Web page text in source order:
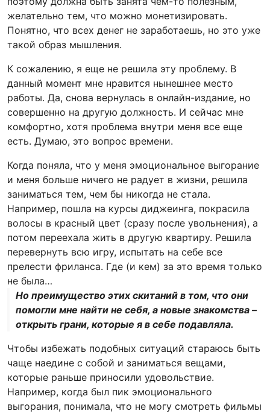
желательно тем, что можно монетизировать.
Понятно, что всех денег не заработаешь, но это уже
такой образ мышления.
К сожалению, я еще не решила эту проблему. В
данный момент мне нравится нынешнее место
работы. Да, снова вернулась в онлайн-издание, но
совершенно на другую должность. И сейчас мне
комфортно, хотя проблема внутри меня все еще
есть. Думаю, это вопрос времени.
Когда поняла, что у меня эмоциональное выгорание
и меня больше ничего не радует в жизни, решила
заниматься тем, чем бы никогда не стала.
Например, пошла на курсы диджеинга, покрасила
волосы в красный цвет (сразу после увольнения), а
потом переехала жить в другую квартиру. Решила
перевернуть всю игру, испытать на себе все
прелести фриланса. Где (и кем) за это время только
не была…
Но преимущество этих скитаний в том, что они
помогли мне найти не себя, а новые знакомства –
открыть грани, которые я в себе подавляла.
Чтобы избежать подобных ситуаций стараюсь быть
чаще наедине с собой и заниматься вещами,
которые раньше приносили удовольствие.
Например, когда был пик эмоционального
выгорания, понимала, что не могу смотреть фильмы